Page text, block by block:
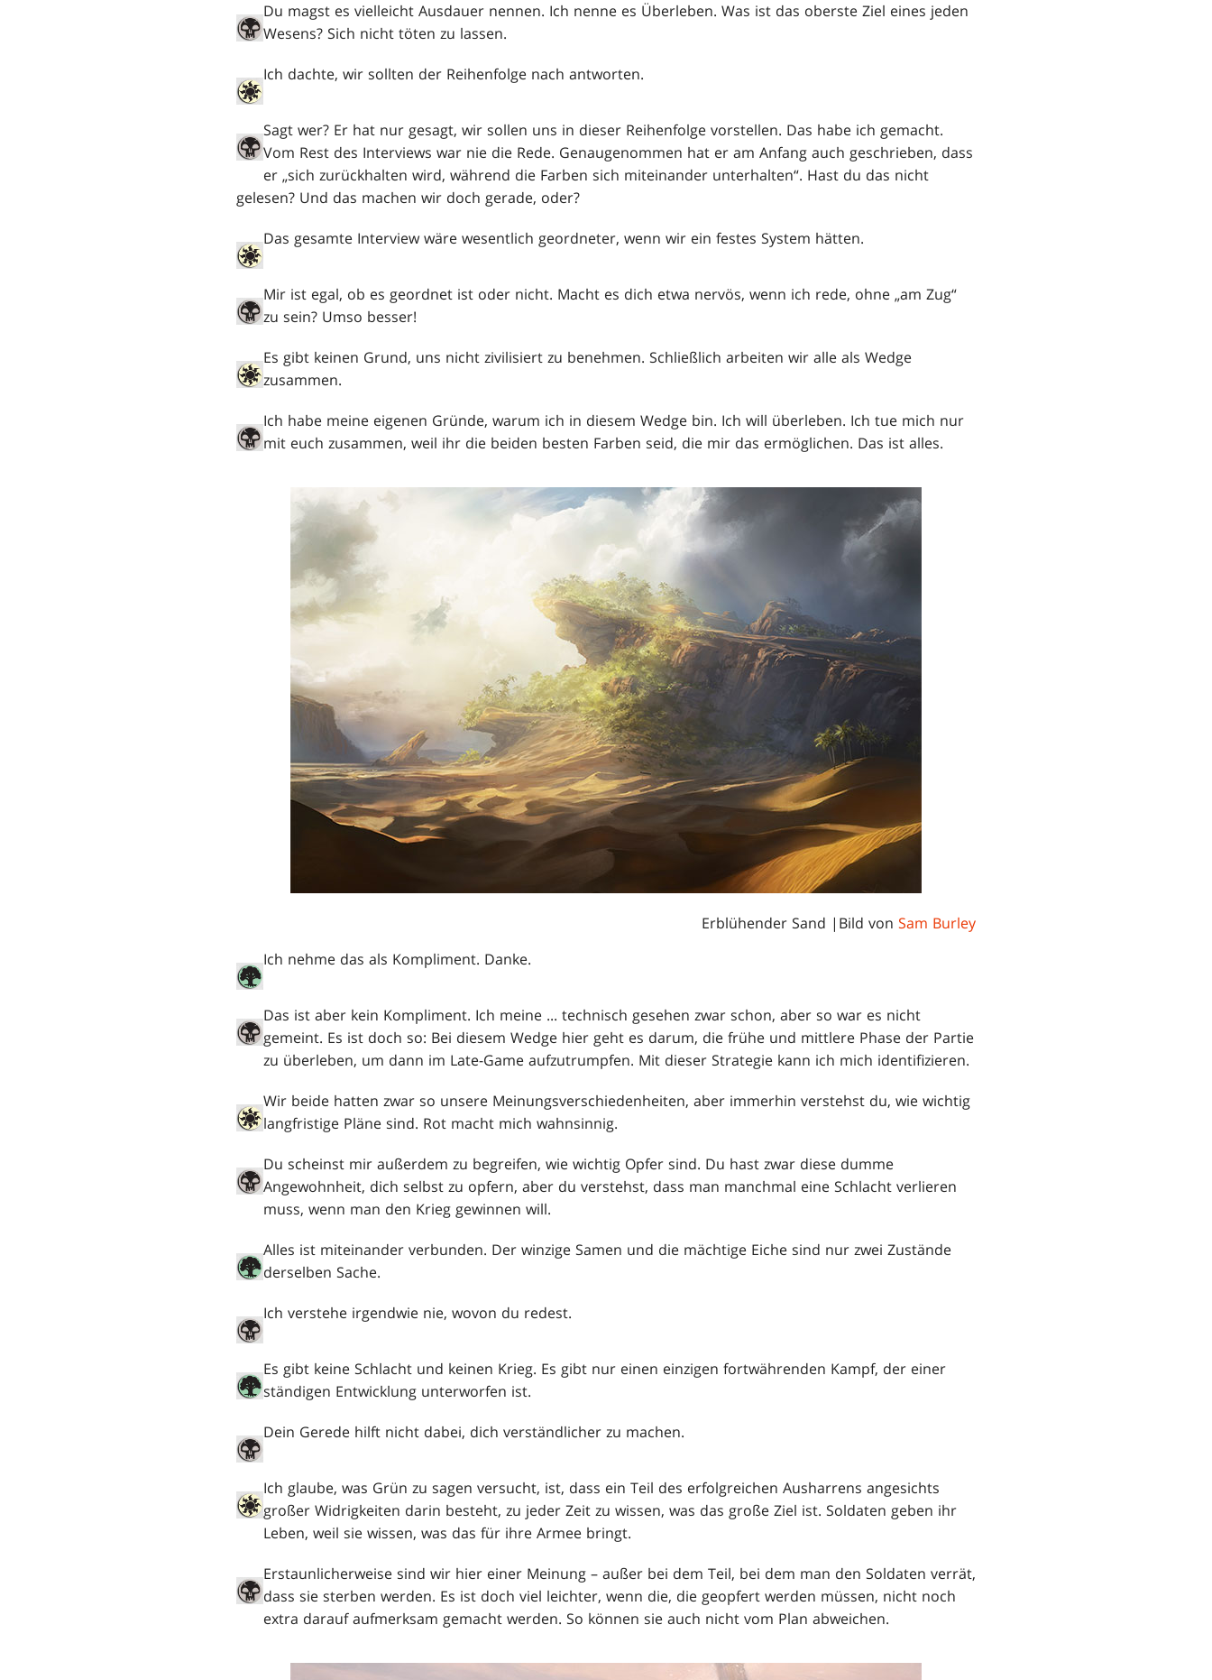
Du magst es vielleicht Ausdauer nennen. Ich nenne es Überleben. Was ist das oberste Ziel eines jeden
Wesens? Sich nicht töten zu lassen.
Ich dachte, wir sollten der Reihenfolge nach antworten.
Sagt wer? Er hat nur gesagt, wir sollen uns in dieser Reihenfolge vorstellen. Das habe ich gemacht.
Vom Rest des Interviews war nie die Rede. Genaugenommen hat er am Anfang auch geschrieben, dass
er „sich zurückhalten wird, während die Farben sich miteinander unterhalten“. Hast du das nicht
gelesen? Und das machen wir doch gerade, oder?
Das gesamte Interview wäre wesentlich geordneter, wenn wir ein festes System hätten.
Mir ist egal, ob es geordnet ist oder nicht. Macht es dich etwa nervös, wenn ich rede, ohne „am Zug“
zu sein? Umso besser!
Es gibt keinen Grund, uns nicht zivilisiert zu benehmen. Schließlich arbeiten wir alle als Wedge
zusammen.
Ich habe meine eigenen Gründe, warum ich in diesem Wedge bin. Ich will überleben. Ich tue mich nur
mit euch zusammen, weil ihr die beiden besten Farben seid, die mir das ermöglichen. Das ist alles.
Erblühender Sand |Bild von Sam Burley
Ich nehme das als Kompliment. Danke.
Das ist aber kein Kompliment. Ich meine ... technisch gesehen zwar schon, aber so war es nicht
gemeint. Es ist doch so: Bei diesem Wedge hier geht es darum, die frühe und mittlere Phase der Partie
zu überleben, um dann im Late-Game aufzutrumpfen. Mit dieser Strategie kann ich mich identifizieren.
Wir beide hatten zwar so unsere Meinungsverschiedenheiten, aber immerhin verstehst du, wie wichtig
langfristige Pläne sind. Rot macht mich wahnsinnig.
Du scheinst mir außerdem zu begreifen, wie wichtig Opfer sind. Du hast zwar diese dumme
Angewohnheit, dich selbst zu opfern, aber du verstehst, dass man manchmal eine Schlacht verlieren
muss, wenn man den Krieg gewinnen will.
Alles ist miteinander verbunden. Der winzige Samen und die mächtige Eiche sind nur zwei Zustände
derselben Sache.
Ich verstehe irgendwie nie, wovon du redest.
Es gibt keine Schlacht und keinen Krieg. Es gibt nur einen einzigen fortwährenden Kampf, der einer
ständigen Entwicklung unterworfen ist.
Dein Gerede hilft nicht dabei, dich verständlicher zu machen.
Ich glaube, was Grün zu sagen versucht, ist, dass ein Teil des erfolgreichen Ausharrens angesichts
großer Widrigkeiten darin besteht, zu jeder Zeit zu wissen, was das große Ziel ist. Soldaten geben ihr
Leben, weil sie wissen, was das für ihre Armee bringt.
Erstaunlicherweise sind wir hier einer Meinung – außer bei dem Teil, bei dem man den Soldaten verrät,
dass sie sterben werden. Es ist doch viel leichter, wenn die, die geopfert werden müssen, nicht noch
extra darauf aufmerksam gemacht werden. So können sie auch nicht vom Plan abweichen.